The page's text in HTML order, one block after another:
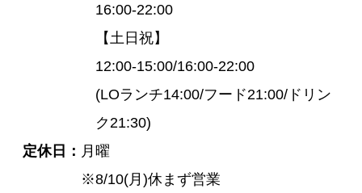
16:00-22:00
【土日祝】
12:00-15:00/16:00-22:00
(LOランチ14:00/フード21:00/ドリン
ク21:30)
定休日
月曜
※8/10(月)休まず営業